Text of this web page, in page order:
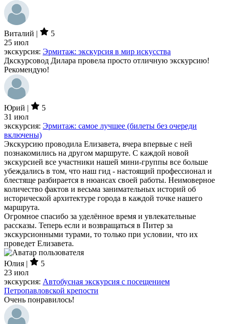
Виталий |
5
25 июл
экскурсия: Эрмитаж: экскурсия в мир искусства
Дкскурсовод Дилара провела просто отличную экскурсию!
Рекомендую!
Юрий |
5
31 июл
экскурсия: Эрмитаж: самое лучшее (билеты без очереди
включены)
Экскурсию проводила Елизавета, вчера впервые с ней
познакомились на другом маршруте. С каждой новой
экскурсией все участники нашей мини-группы все больше
убеждались в том, что наш гид - настоящий профессионал и
блестяще разбирается в нюансах своей работы. Неимоверное
количество фактов и весьма занимательных историй об
исторической архитектуре города в каждой точке нашего
маршрута.
Огромное спасибо за уделённое время и увлекательные
рассказы. Теперь если и возвращаться в Питер за
экскурсионными турами, то только при условии, что их
проведет Елизавета.
Юлия |
5
23 июл
экскурсия: Автобусная экскурсия с посещением
Петропавловской крепости
Очень понравилось!